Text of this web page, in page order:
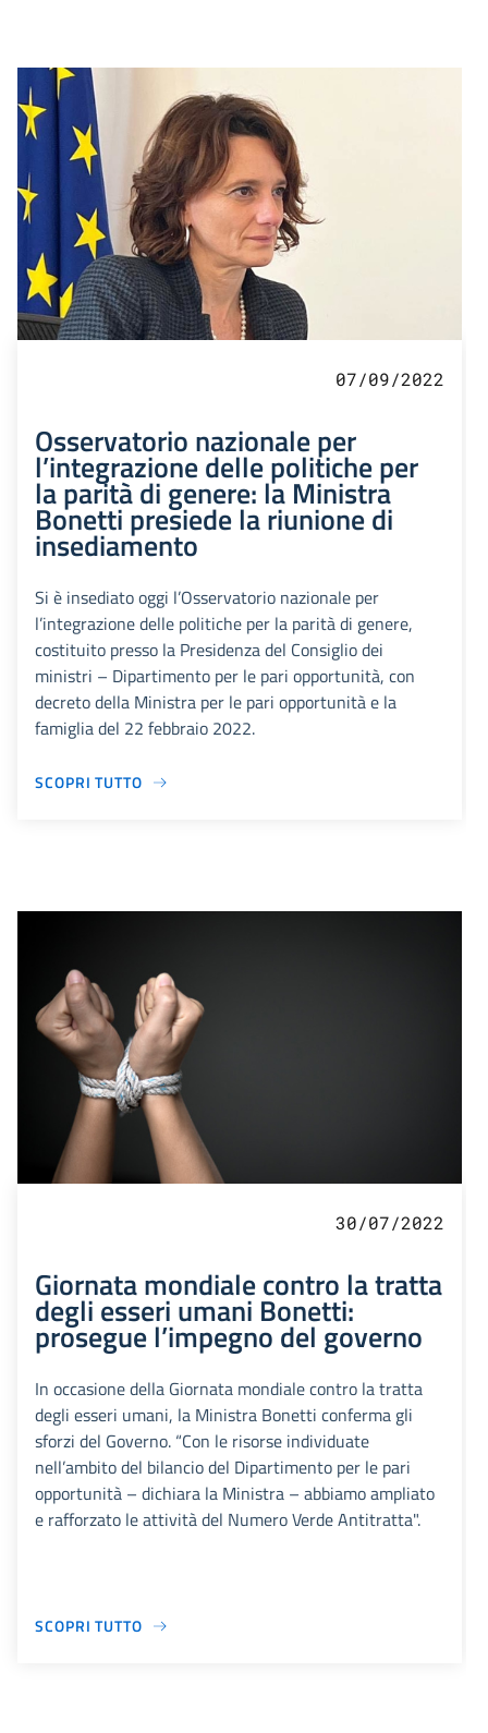
07/09/2022
Osservatorio nazionale per
l’integrazione delle politiche per
la parità di genere: la Ministra
Bonetti presiede la riunione di
insediamento
Si è insediato oggi l’Osservatorio nazionale per
l’integrazione delle politiche per la parità di genere,
costituito presso la Presidenza del Consiglio dei
ministri – Dipartimento per le pari opportunità, con
decreto della Ministra per le pari opportunità e la
famiglia del 22 febbraio 2022.
SCOPRI TUTTO
30/07/2022
Giornata mondiale contro la tratta
degli esseri umani Bonetti:
prosegue l’impegno del governo
In occasione della Giornata mondiale contro la tratta
degli esseri umani, la Ministra Bonetti conferma gli
sforzi del Governo. “Con le risorse individuate
nell’ambito del bilancio del Dipartimento per le pari
opportunità – dichiara la Ministra – abbiamo ampliato
e rafforzato le attività del Numero Verde Antitratta".
SCOPRI TUTTO